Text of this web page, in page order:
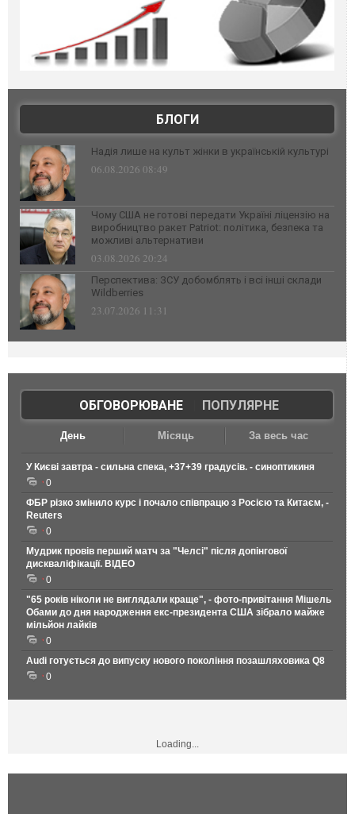
БЛОГИ
Надія лише на культ жінки в українській культурі
06.08.2026 08:49
Чому США не готові передати Україні ліцензію на
виробництво ракет Patriot: політика, безпека та
можливі альтернативи
03.08.2026 20:24
Перспектива: ЗСУ добомблять і всі інші склади
Wildberries
23.07.2026 11:31
ОБГОВОРЮВАНЕ| ПОПУЛЯРНЕ
День Місяць За весь час
У Києві завтра - сильна спека, +37+39 градусів. - синоптикиня
0
ФБР різко змінило курс і почало співпрацю з Росією та Китаєм, -
Reuters
0
Мудрик провів перший матч за "Челсі" після допінгової
дискваліфікації. ВІДЕО
0
"65 років ніколи не виглядали краще", - фото-привітання Мішель
Обами до дня народження екс-президента США зібрало майже
мільйон лайків
0
Audi готується до випуску нового покоління позашляховика Q8
0
Loading...